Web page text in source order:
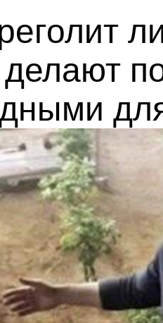
делают